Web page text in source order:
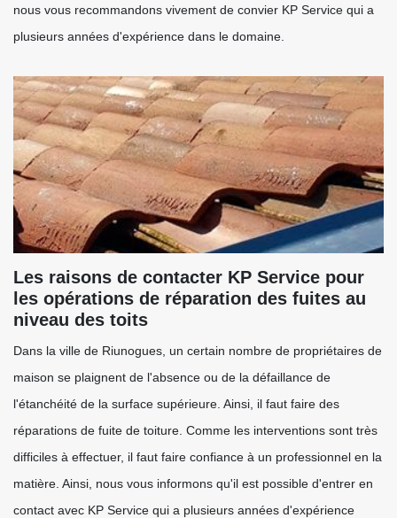
nous vous recommandons vivement de convier KP Service qui a
plusieurs années d'expérience dans le domaine.
Les raisons de contacter KP Service pour
les opérations de réparation des fuites au
niveau des toits
Dans la ville de Riunogues, un certain nombre de propriétaires de
maison se plaignent de l'absence ou de la défaillance de
l'étanchéité de la surface supérieure. Ainsi, il faut faire des
réparations de fuite de toiture. Comme les interventions sont très
difficiles à effectuer, il faut faire confiance à un professionnel en la
matière. Ainsi, nous vous informons qu'il est possible d'entrer en
contact avec KP Service qui a plusieurs années d'expérience